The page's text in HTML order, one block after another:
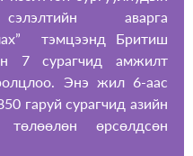
аварга
тэмцээнд Бритиш
7 сурагчид амжилт
Энэ жил 6-аас
гаруй сурагчид азийн
төлөөлөн өрсөлдсөн